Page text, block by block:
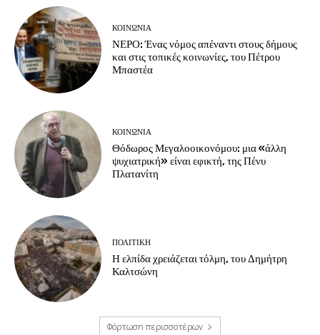
ΚΟΙΝΩΝΙΑ
ΝΕΡΟ: Ένας νόμος απέναντι στους δήμους
και στις τοπικές κοινωνίες, του Πέτρου
Μπαστέα
ΚΟΙΝΩΝΙΑ
Θόδωρος Μεγαλοοικονόμου: μια «άλλη
ψυχιατρική» είναι εφικτή, της Πένυ
Πλατανίτη
ΠΟΛΙΤΙΚΗ
Η ελπίδα χρειάζεται τόλμη, του Δημήτρη
Καλτσώνη
Φόρτωση περισσοτέρων